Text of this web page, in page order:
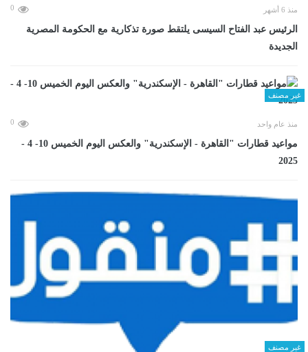
منذ 6 أشهر 0
الرئيس عبد الفتاح السيسى يلتقط صورة تذكارية مع الحكومة المصرية
الجديدة
غير مصنف
منذ عام واحد 0
مواعيد قطارات "القاهرة - الإسكندرية" والعكس اليوم الخميس 10- 4 -
2025
غير مصنف